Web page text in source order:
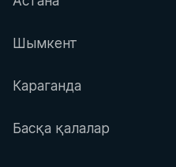
Шымкент
Караганда
Басқа қалалар